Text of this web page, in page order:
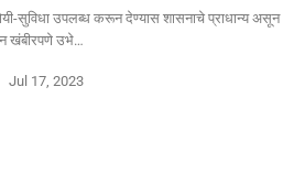
सुविधा उपलब्ध करून देण्यास शासनाचे प्राधान्य असून
खंबीरपणे उभे…
Jul 17, 2023